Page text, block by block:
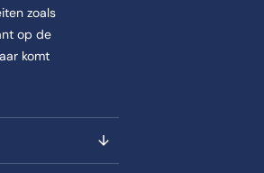
zoals
op de
komt